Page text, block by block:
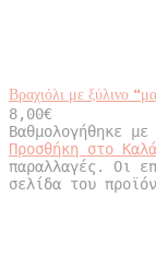
Βραχιόλι με ξύλινο
8,00€
Βαθμολογήθηκε με
Προσθήκη στο
παραλλαγές. Οι
σελίδα του